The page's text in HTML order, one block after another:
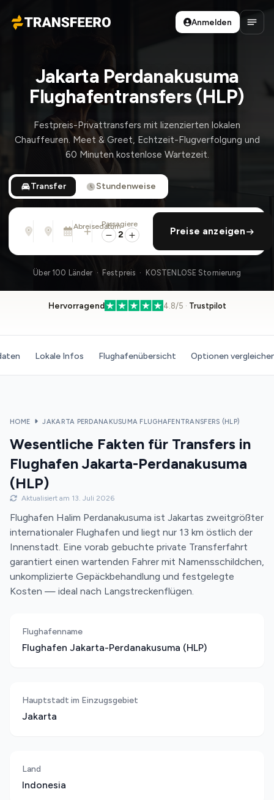
Transfeero
Anmelden
Jakarta Perdanakusuma
Flughafentransfers (HLP)
Festpreis-Privattransfers mit lizenzierten lokalen
Chauffeuren. Meet & Greet, Echtzeit-Flugverfolgung und
60 Minuten kostenlose Wartezeit.
Transfer Stundenweise
Von
Adresse, Flughafen, Hotel, ...
Nach
Adresse, Flughafen, Hotel, ...
Abreisedatum
Di., 11. Aug. · 13:45
rückfahrt hinzufügen
Passagiere
2 Preise anzeigen
Über 100 Länder · Festpreis · KOSTENLOSE Stornierung
Hervorragend 4.8/5 · Trustpilot
Lokale Infos Flughafenübersicht Optionen
HOME JAKARTA PERDANAKUSUMA FLUGHAFENTRANSFERS (HLP)
Wesentliche Fakten für Transfers in
Flughafen Jakarta-Perdanakusuma
(HLP)
Aktualisiert am 13. Juli 2026
Flughafen Halim Perdanakusuma ist Jakartas zweitgrößter
internationaler Flughafen und liegt nur 13 km östlich der
Innenstadt. Eine vorab gebuchte private Transferfahrt
garantiert einen wartenden Fahrer mit Namensschildchen,
unkomplizierte Gepäckbehandlung und festgelegte
Kosten — ideal nach Langstreckenflügen.
Flughafenname
Flughafen Jakarta-Perdanakusuma (HLP)
Hauptstadt im Einzugsgebiet
Jakarta
Land
Indonesia